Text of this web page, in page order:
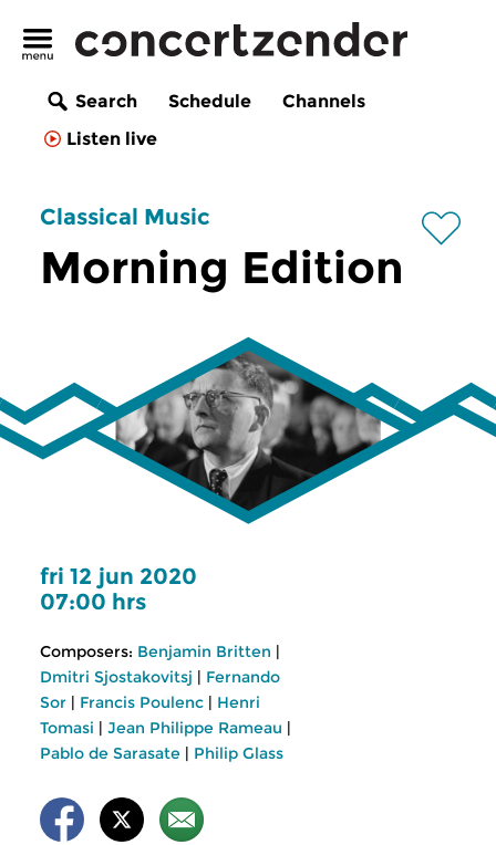
Search Schedule
Channels
Listen live
Classical Music
Morning Edition
fri 12 jun 2020
07:00 hrs
Composers: Benjamin Britten |
Dmitri Sjostakovitsj | Fernando
Sor | Francis Poulenc | Henri
Tomasi | Jean Philippe Rameau |
Pablo de Sarasate | Philip Glass